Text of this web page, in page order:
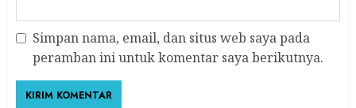
Simpan nama, email, dan situs web saya pada
peramban ini untuk komentar saya berikutnya.